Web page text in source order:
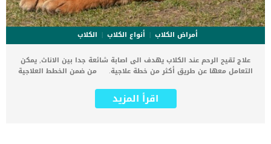
أمراض الكلاب أنواع الكلاب
الكلاب
علاج تقيح الرحم عند الكلاب يهدف الى اصابة شائعة جدا بين الاناث, يمكن
التعامل معها عن طريق أكثر من خطة علاجية. من ضمن الخطط العلاجية
يطلق على هذه العملية أيضا تعبير ” الإزالة الكاملة للجهاز التناسلى”
للكلبة والى يتضمن ازالة الرحم كله والمبايض. غالبا ما يتم الاستئصال
اقرأ المزيد